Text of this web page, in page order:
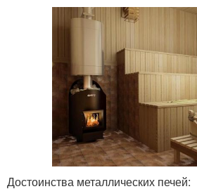
Достоинства металлических печей: